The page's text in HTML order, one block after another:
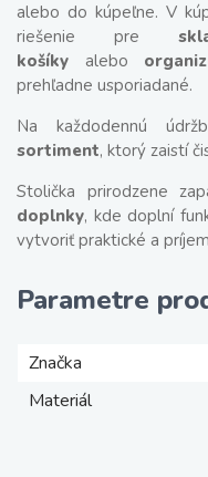
alebo do kúpeľne. V
riešenie pre
košíky
alebo
prehľadne usporiadané.
Na každodennú
sortiment, ktorý zaistí
Stolička prirodzene
doplnky, kde doplní
vytvoriť praktické a
Parametre
Značka
Materiál